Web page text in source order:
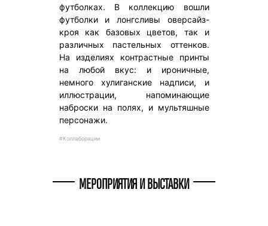
футболках. В коллекцию вошли
футболки и лонгсливы оверсайз-
кроя как базовых цветов, так и
различных пастельных оттенков.
На изделиях контрастные принты
на любой вкус: и ироничные,
немного хулиганские надписи, и
иллюстрации, напоминающие
наброски на полях, и мультяшные
персонажи.
#Коллаборации
МЕРОПРИЯТИЯ И ВЫСТАВКИ